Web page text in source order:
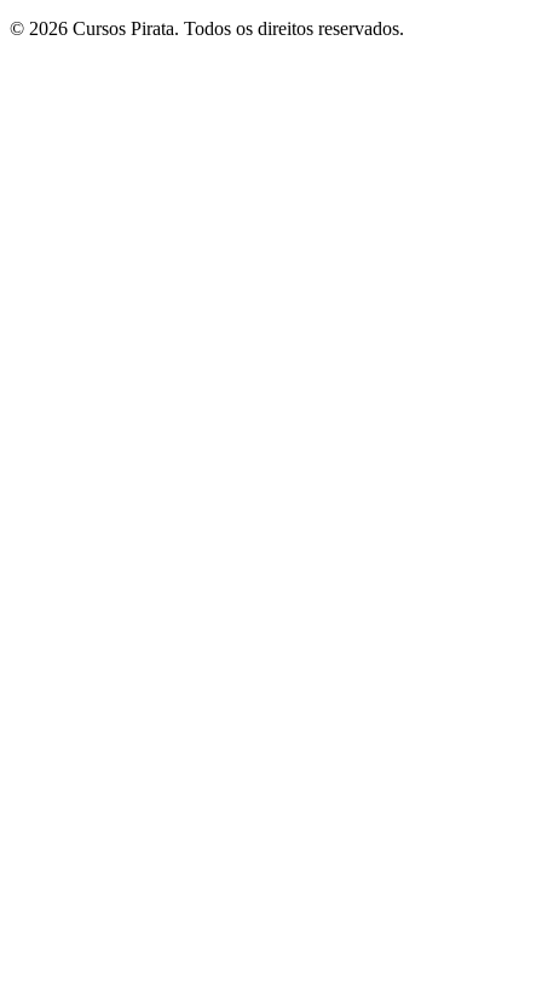
© 2026 Cursos Pirata. Todos os direitos reservados.